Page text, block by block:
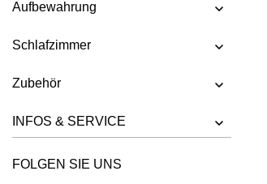
Aufbewahrung
Schlafzimmer
Zubehör
INFOS & SERVICE
FOLGEN SIE UNS